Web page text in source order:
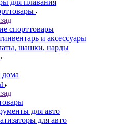
для плавания
спорттовары
и аксессуары
шашки, нарды
дома
для авто
для авто